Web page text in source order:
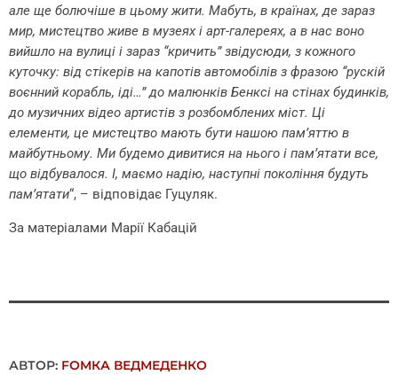
але ще болючіше в цьому жити. Мабуть, в країнах, де зараз
мир, мистецтво живе в музеях і арт-галереях, а в нас воно
вийшло на вулиці і зараз “кричить” звідусюди, з кожного
куточку: від стікерів на капотів автомобілів з фразою “рускій
воєнний корабль, іді…” до малюнків Бенксі на стінах будинків,
до музичних відео артистів з розбомблених міст. Ці
елементи, це мистецтво мають бути нашою пам’яттю в
майбутньому. Ми будемо дивитися на нього і пам’ятати все,
що відбувалося. І, маємо надію, наступні покоління будуть
пам’ятати“, – відповідає Гуцуляк.
За матеріалами Марії Кабацій
АВТОР: FОMКА ВЕДМЕДЕНКО